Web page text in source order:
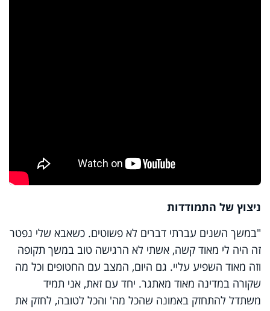
ניצוץ של התמודדות
"במשך השנים עברתי דברים לא פשוטים. כשאבא שלי נפטר
זה היה לי מאוד קשה, אשתי לא הרגישה טוב במשך תקופה
וזה מאוד השפיע עליי. גם היום, המצב עם החטופים וכל מה
שקורה במדינה מאוד מאתגר. יחד עם זאת, אני תמיד
משתדל להתחזק באמונה שהכל מה' והכל לטובה, לחזק את